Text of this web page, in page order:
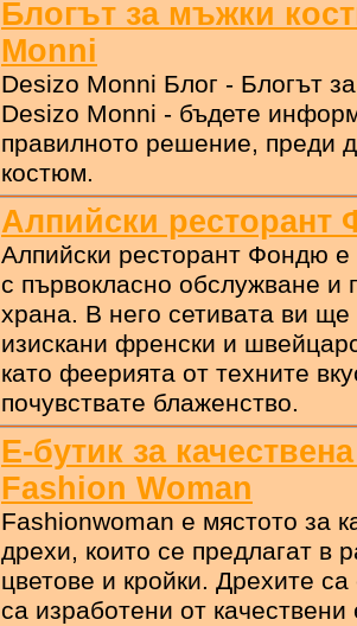
Блогът за мъжки
Monni
Desizo Monni Блог - Блогът
Desizo Monni - бъдете
правилното решение, преди
костюм.
Алпийски ресторант
Алпийски ресторант Фондю е
с първокласно обслужване и
храна. В него сетивата ви
изискани френски и
като феерията от техните
почувствате блаженство.
Е-бутик за
Fashion Woman
Fashionwoman е мястото за
дрехи, които се предлагат в
цветове и кройки. Дрехите
са изработени от